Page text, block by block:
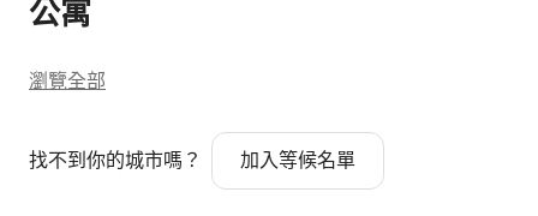
公⁠寓
瀏覽全部
找不到你的城市嗎？ 加入等候名單